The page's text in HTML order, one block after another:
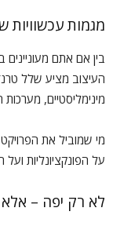
מגמות עכשוויות
בין אם אתם מעוניינים
העיצוב מציע שלל
מינימליסטיים,
מי שמוביל את
על הפונקציונליות
לא רק יפה – אלא